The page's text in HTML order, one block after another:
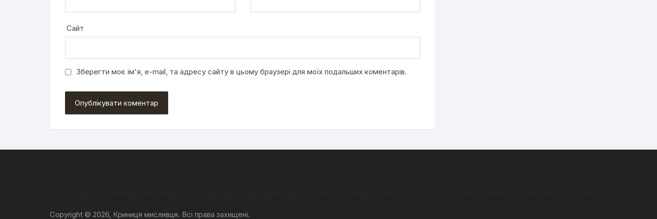
Сайт
Зберегти моє ім'я, e-mail, та адресу сайту в цьому браузері для моїх подальших коментарів.
Copyright © 2026, Криниця мисливця. Всі права захищені.